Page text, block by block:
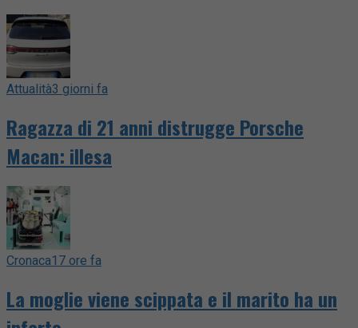
Attualità3 giorni fa
Ragazza di 21 anni distrugge Porsche
Macan: illesa
Cronaca17 ore fa
La moglie viene scippata e il marito ha un